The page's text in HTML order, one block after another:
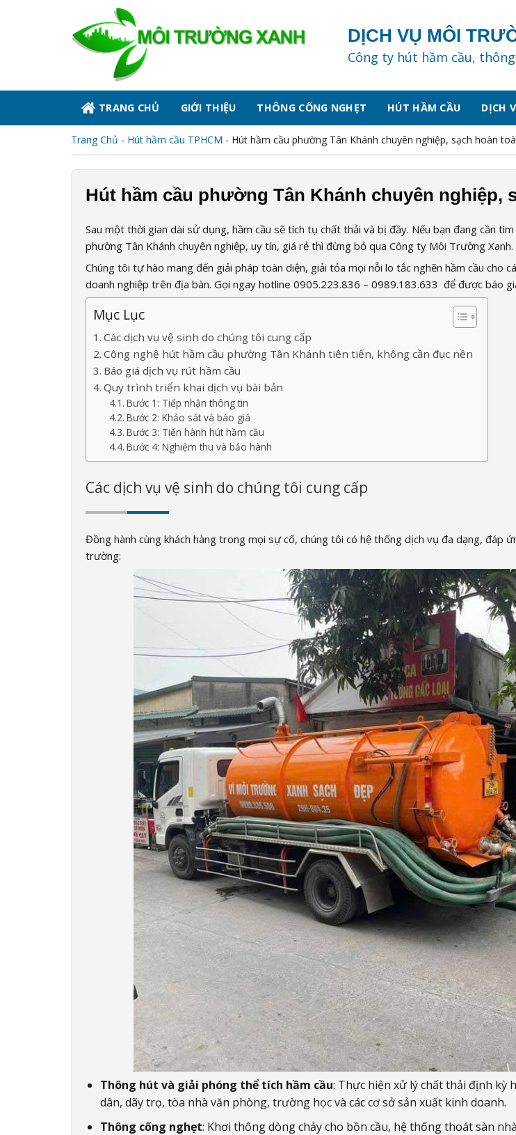
DỊCH VỤ MÔI
Công ty hút hầm cầu,
TRANG CHỦ GIỚI THIỆU THÔNG CỐNG NGHẸT HÚT HẦM CẦU DỊCH
Trang Chủ - Hút hầm cầu TPHCM - Hút hầm cầu phường Tân Khánh chuyên nghiệp, sạch hoàn
Hút hầm cầu phường Tân Khánh chuyên nghiệp,
Sau một thời gian dài sử dụng, hầm cầu sẽ tích tụ chất thải và bị đầy. Nếu bạn đang cần
phường Tân Khánh chuyên nghiệp, uy tín, giá rẻ thì đừng bỏ qua Công ty Môi Trường Xanh.
Chúng tôi tự hào mang đến giải pháp toàn diện, giải tỏa mọi nỗi lo tắc nghẽn hầm cầu cho
doanh nghiệp trên địa bàn. Gọi ngay hotline 0905.223.836 – 0989.183.633 để được báo
Mục Lục
Các dịch vụ vệ sinh do chúng tôi cung cấp
Công nghệ hút hầm cầu phường Tân Khánh tiên tiến, không cần đục nền
Báo giá dịch vụ rút hầm cầu
Quy trình triển khai dịch vụ bài bản
Bước 1: Tiếp nhận thông tin
Bước 2: Khảo sát và báo giá
Bước 3: Tiến hành hút hầm cầu
Bước 4: Nghiệm thu và bảo hành
Các dịch vụ vệ sinh do chúng tôi cung cấp
Đồng hành cùng khách hàng trong mọi sự cố, chúng tôi có hệ thống dịch vụ đa dạng, đáp
trường:
Thông hút và giải phóng thể tích hầm cầu: Thực hiện xử lý chất thải định kỳ
dân, dãy trọ, tòa nhà văn phòng, trường học và các cơ sở sản xuất kinh doanh.
Thông cống nghẹt: Khơi thông dòng chảy cho bồn cầu, hệ thống thoát sàn